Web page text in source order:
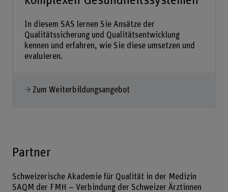
In diesem SAS lernen Sie Ansätze der
Qualitätssicherung und Qualitätsentwicklung
kennen und erfahren, wie Sie diese umsetzen und
evaluieren.
Zum Weiterbildungsangebot
Partner
Schweizerische Akademie für Qualität in der Medizin
SAQM der FMH – Verbindung der Schweizer Ärztinnen